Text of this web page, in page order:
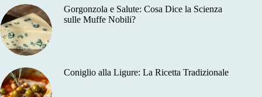
Gorgonzola e Salute: Cosa Dice la Scienza
sulle Muffe Nobili?
Coniglio alla Ligure: La Ricetta Tradizionale